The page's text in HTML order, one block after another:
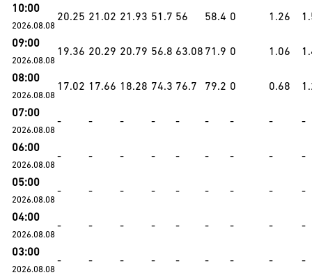
10:00
2026.08.08
20.25 21.02 21.93 51.7 56 58.4 0 1.26
09:00
2026.08.08
19.36 20.29 20.79 56.8 63.08 71.9 0 1.06
08:00
2026.08.08
17.02 17.66 18.28 74.3 76.7 79.2 0 0.68
07:00
2026.08.08
- - - - - - - - -
06:00
2026.08.08
- - - - - - - - -
05:00
2026.08.08
- - - - - - - - -
04:00
2026.08.08
- - - - - - - - -
03:00
2026.08.08
- - - - - - - - -